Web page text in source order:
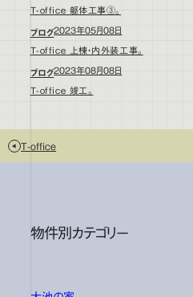
T-office 躯体工事③。
ブログ2023年05月08日
T-office 上棟・内外装工事。
ブログ2023年08月08日
T-office 竣工。
T-office
物件別カテゴリー